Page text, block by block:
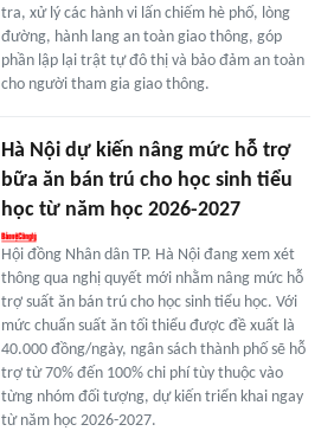
tra, xử lý các hành vi lấn chiếm hè phố, lòng
đường, hành lang an toàn giao thông, góp
phần lập lại trật tự đô thị và bảo đảm an toàn
cho người tham gia giao thông.
Hà Nội dự kiến nâng mức hỗ trợ
bữa ăn bán trú cho học sinh tiểu
học từ năm học 2026-2027
Hội đồng Nhân dân TP. Hà Nội đang xem xét
thông qua nghị quyết mới nhằm nâng mức hỗ
trợ suất ăn bán trú cho học sinh tiểu học. Với
mức chuẩn suất ăn tối thiểu được đề xuất là
40.000 đồng/ngày, ngân sách thành phố sẽ hỗ
trợ từ 70% đến 100% chi phí tùy thuộc vào
từng nhóm đối tượng, dự kiến triển khai ngay
từ năm học 2026-2027.